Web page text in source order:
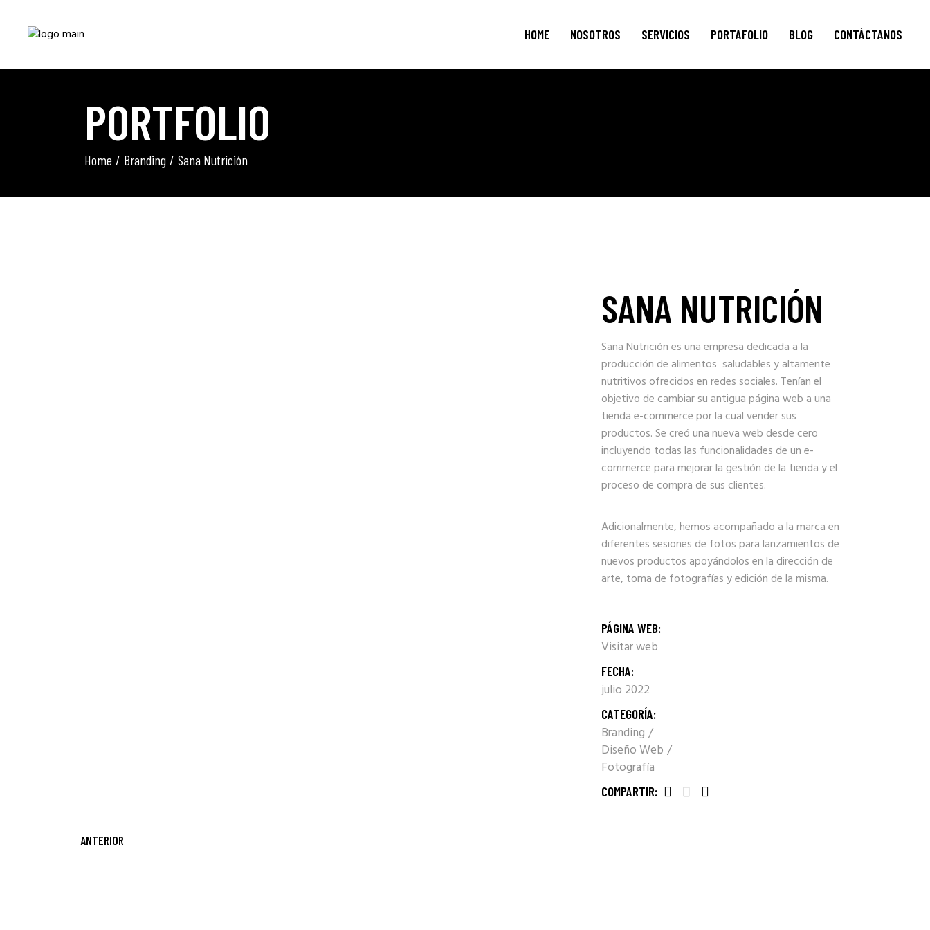
HOME NOSOTROS SERVICIOS PORTAFOLIO BLOG CONTÁCTANOS
PORTFOLIO
Home Branding Sana Nutrición
SANA NUTRICIÓN
Sana Nutrición es una empresa dedicada a la
producción de alimentos saludables y altamente
nutritivos ofrecidos en redes sociales. Tenían el
objetivo de cambiar su antigua página web a una
tienda e-commerce por la cual vender sus
productos. Se creó una nueva web desde cero
incluyendo todas las funcionalidades de un e-
commerce para mejorar la gestión de la tienda y el
proceso de compra de sus clientes.
Adicionalmente, hemos acompañado a la marca en
diferentes sesiones de fotos para lanzamientos de
nuevos productos apoyándolos en la dirección de
arte, toma de fotografías y edición de la misma.
PÁGINA WEB:
Visitar web
FECHA:
julio 2022
CATEGORÍA:
Branding
Diseño Web
Fotografía
COMPARTIR:
ANTERIOR